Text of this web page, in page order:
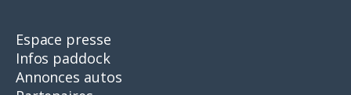
Espace presse
Infos paddock
Annonces autos